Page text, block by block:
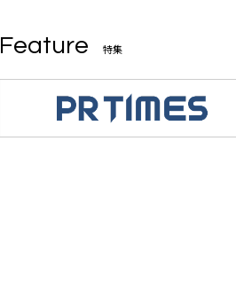
Feature 特集